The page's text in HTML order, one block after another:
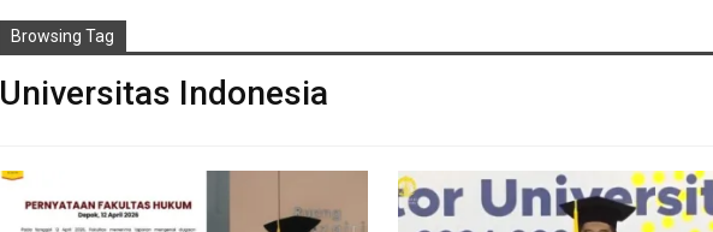
Browsing Tag
Universitas Indonesia